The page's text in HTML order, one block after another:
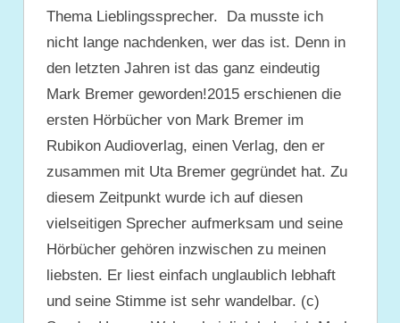
Thema Lieblingssprecher. Da musste ich
nicht lange nachdenken, wer das ist. Denn in
den letzten Jahren ist das ganz eindeutig
Mark Bremer geworden!2015 erschienen die
ersten Hörbücher von Mark Bremer im
Rubikon Audioverlag, einen Verlag, den er
zusammen mit Uta Bremer gegründet hat. Zu
diesem Zeitpunkt wurde ich auf diesen
vielseitigen Sprecher aufmerksam und seine
Hörbücher gehören inzwischen zu meinen
liebsten. Er liest einfach unglaublich lebhaft
und seine Stimme ist sehr wandelbar. (c)